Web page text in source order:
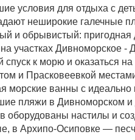
условия для отдыха с
неширокие галечные
и обрывистый: пригодная
участках Дивноморское -
спуск к морю и оказаться
и Прасковеевкой
морские ванны с
пляжи в Дивноморском
оборудованы настилы и
в Архипо-Осиповке —